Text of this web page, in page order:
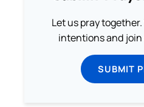
Let us pray
intentions and
SUBMIT